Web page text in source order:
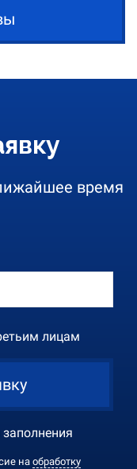
время
лицам
на обработку